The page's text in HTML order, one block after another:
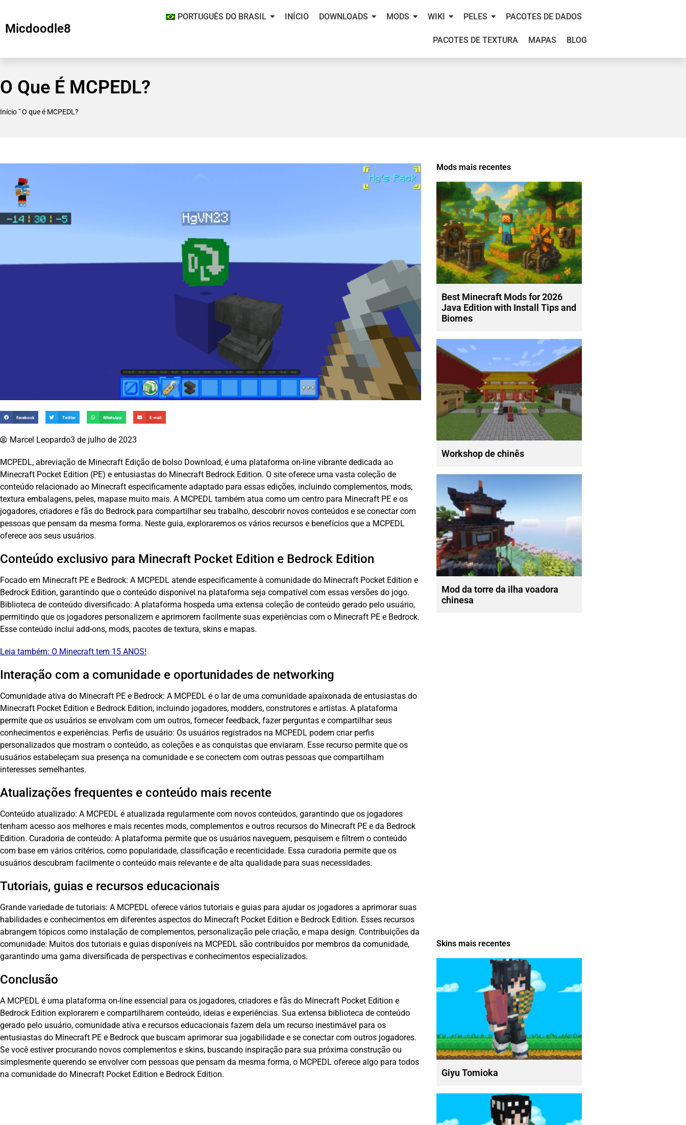
Micdoodle8
PORTUGUÊS DO BRASIL INÍCIO DOWNLOADS MODS WIKI PELES PACOTES DE DADOS
PACOTES DE TEXTURA MAPAS BLOG
O Que É MCPEDL?
Início "O que é MCPEDL?
Facebook Twitter WhatsApp E-mail
Marcel Leopardo3 de julho de 2023
MCPEDL, abreviação de Minecraft Edição de bolso Download, é uma plataforma on-line vibrante dedicada ao
Minecraft Pocket Edition (PE) e entusiastas do Minecraft Bedrock Edition. O site oferece uma vasta coleção de
conteúdo relacionado ao Minecraft especificamente adaptado para essas edições, incluindo complementos, mods,
textura embalagens, peles, mapase muito mais. A MCPEDL também atua como um centro para Minecraft PE e os
jogadores, criadores e fãs do Bedrock para compartilhar seu trabalho, descobrir novos conteúdos e se conectar com
pessoas que pensam da mesma forma. Neste guia, exploraremos os vários recursos e benefícios que a MCPEDL
oferece aos seus usuários.
Conteúdo exclusivo para Minecraft Pocket Edition e Bedrock Edition
Focado em Minecraft PE e Bedrock: A MCPEDL atende especificamente à comunidade do Minecraft Pocket Edition e
Bedrock Edition, garantindo que o conteúdo disponível na plataforma seja compatível com essas versões do jogo.
Biblioteca de conteúdo diversificado: A plataforma hospeda uma extensa coleção de conteúdo gerado pelo usuário,
permitindo que os jogadores personalizem e aprimorem facilmente suas experiências com o Minecraft PE e Bedrock.
Esse conteúdo inclui add-ons, mods, pacotes de textura, skins e mapas.
Leia também: O Minecraft tem 15 ANOS!
Interação com a comunidade e oportunidades de networking
Comunidade ativa do Minecraft PE e Bedrock: A MCPEDL é o lar de uma comunidade apaixonada de entusiastas do
Minecraft Pocket Edition e Bedrock Edition, incluindo jogadores, modders, construtores e artistas. A plataforma
permite que os usuários se envolvam com um outros, fornecer feedback, fazer perguntas e compartilhar seus
conhecimentos e experiências. Perfis de usuário: Os usuários registrados na MCPEDL podem criar perfis
personalizados que mostram o conteúdo, as coleções e as conquistas que enviaram. Esse recurso permite que os
usuários estabeleçam sua presença na comunidade e se conectem com outras pessoas que compartilham
interesses semelhantes.
Atualizações frequentes e conteúdo mais recente
Conteúdo atualizado: A MCPEDL é atualizada regularmente com novos conteúdos, garantindo que os jogadores
tenham acesso aos melhores e mais recentes mods, complementos e outros recursos do Minecraft PE e da Bedrock
Edition. Curadoria de conteúdo: A plataforma permite que os usuários naveguem, pesquisem e filtrem o conteúdo
com base em vários critérios, como popularidade, classificação e recenticidade. Essa curadoria permite que os
usuários descubram facilmente o conteúdo mais relevante e de alta qualidade para suas necessidades.
Tutoriais, guias e recursos educacionais
Grande variedade de tutoriais: A MCPEDL oferece vários tutoriais e guias para ajudar os jogadores a aprimorar suas
habilidades e conhecimentos em diferentes aspectos do Minecraft Pocket Edition e Bedrock Edition. Esses recursos
abrangem tópicos como instalação de complementos, personalização pele criação, e mapa design. Contribuições da
comunidade: Muitos dos tutoriais e guias disponíveis na MCPEDL são contribuídos por membros da comunidade,
garantindo uma gama diversificada de perspectivas e conhecimentos especializados.
Conclusão
A MCPEDL é uma plataforma on-line essencial para os jogadores, criadores e fãs do Minecraft Pocket Edition e
Bedrock Edition explorarem e compartilharem conteúdo, ideias e experiências. Sua extensa biblioteca de conteúdo
gerado pelo usuário, comunidade ativa e recursos educacionais fazem dela um recurso inestimável para os
entusiastas do Minecraft PE e Bedrock que buscam aprimorar sua jogabilidade e se conectar com outros jogadores.
Se você estiver procurando novos complementos e skins, buscando inspiração para sua próxima construção ou
simplesmente querendo se envolver com pessoas que pensam da mesma forma, o MCPEDL oferece algo para todos
na comunidade do Minecraft Pocket Edition e Bedrock Edition.
Mods mais recentes
Best Minecraft Mods for 2026
Java Edition with Install Tips and
Biomes
Workshop de chinês
Mod da torre da ilha voadora
chinesa
Skins mais recentes
Giyu Tomioka